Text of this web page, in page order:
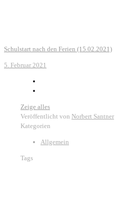
Schulstart nach den Ferien (15.02.2021)
5. Februar 2021
Zeige alles
Veröffentlicht von Norbert Santner
Kategorien
Allgemein
Tags